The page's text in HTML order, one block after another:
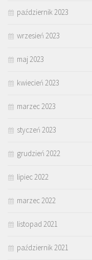
październik 2023
wrzesień 2023
maj 2023
kwiecień 2023
marzec 2023
styczeń 2023
grudzień 2022
lipiec 2022
marzec 2022
listopad 2021
październik 2021